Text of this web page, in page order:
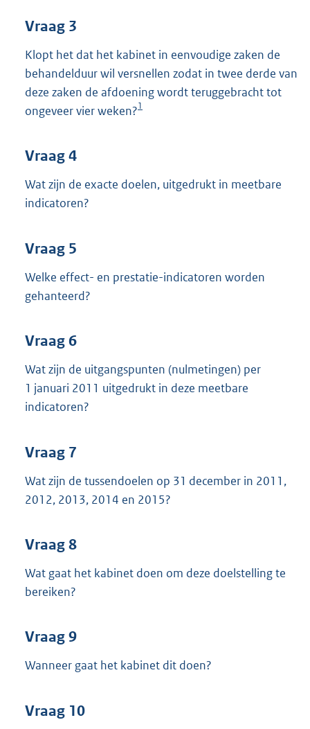
Vraag 3
Klopt het dat het kabinet in eenvoudige zaken de
behandelduur wil versnellen zodat in twee derde van
deze zaken de afdoening wordt teruggebracht tot
ongeveer vier weken?1
Vraag 4
Wat zijn de exacte doelen, uitgedrukt in meetbare
indicatoren?
Vraag 5
Welke effect- en prestatie-indicatoren worden
gehanteerd?
Vraag 6
Wat zijn de uitgangspunten (nulmetingen) per
1 januari 2011 uitgedrukt in deze meetbare
indicatoren?
Vraag 7
Wat zijn de tussendoelen op 31 december in 2011,
2012, 2013, 2014 en 2015?
Vraag 8
Wat gaat het kabinet doen om deze doelstelling te
bereiken?
Vraag 9
Wanneer gaat het kabinet dit doen?
Vraag 10